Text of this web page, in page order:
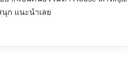
ก แนะนำเลย